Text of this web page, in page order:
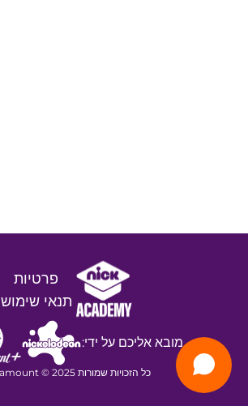
פרטיות
תנאי שימוש
מובא אליכם על ידי:
כל הזכויות שמורות 2025 © Paramount